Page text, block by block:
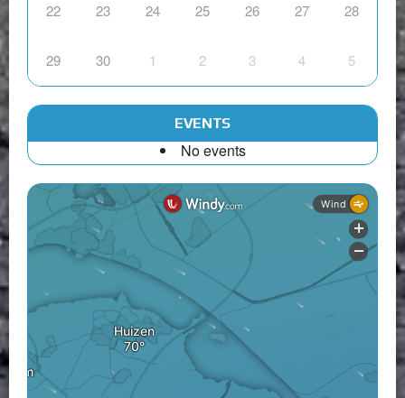
22 23 24 25 26 27 28
29 30 1 2 3 4 5
EVENTS
No events